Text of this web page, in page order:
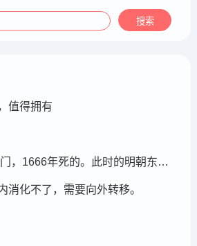
值得拥有
汤若望1620年到澳门，1666年死的。此时的明朝东北地区已经被后金国成立了，在明朝灭亡的崇祯年间，汤若望还能和明朝天文学家一起到东北地区做这个制定历法的比赛，很强大啊。鹤岗，在今天的黑龙江省东部的鹤岗市
消化不了，需要向外转移。